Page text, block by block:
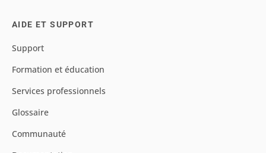
AIDE ET SUPPORT
Support
Formation et éducation
Services professionnels
Glossaire
Communauté